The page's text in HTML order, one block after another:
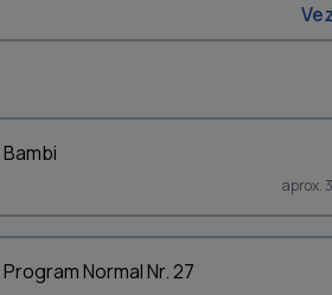
aprox.
Normal Nr. 27